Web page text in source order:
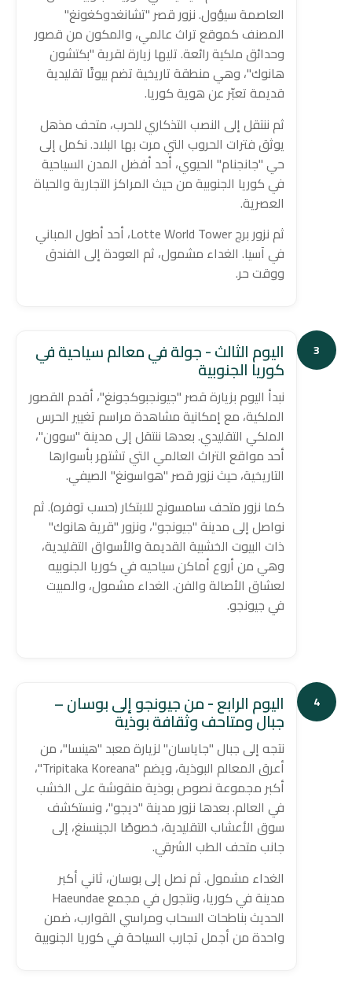
العاصمة سيؤول. نزور قصر "تشانغدوكغونغ"
المصنف كموقع تراث عالمي، والمكون من قصور
وحدائق ملكية رائعة. تليها زيارة لقرية "بكتشون
هانوك"، وهي منطقة تاريخية تضم بيوتًا تقليدية
قديمة تعبّر عن هوية كوريا.
ثم ننتقل إلى النصب التذكاري للحرب، متحف مذهل
يوثق فترات الحروب التي مرت بها البلاد. نكمل إلى
حي "جانجنام" الحيوي، أحد أفضل المدن السياحية
في كوريا الجنوبية من حيث المراكز التجارية والحياة
العصرية.
ثم نزور برج Lotte World Tower، أحد أطول المباني
في آسيا. الغداء مشمول، ثم العودة إلى الفندق
ووقت حر.
3 اليوم الثالث - جولة في معالم سياحية في
كوريا الجنوبية
نبدأ اليوم بزيارة قصر "جيونجبوكجونغ"، أقدم القصور
الملكية، مع إمكانية مشاهدة مراسم تغيير الحرس
الملكي التقليدي. بعدها ننتقل إلى مدينة "سوون"،
أحد مواقع التراث العالمي التي تشتهر بأسوارها
التاريخية، حيث نزور قصر "هواسونغ" الصيفي.
كما نزور متحف سامسونج للابتكار (حسب توفره). ثم
نواصل إلى مدينة "جيونجو"، ونزور "قرية هانوك"
ذات البيوت الخشبية القديمة والأسواق التقليدية،
وهي من أروع أماكن سياحيه في كوريا الجنوبيه
لعشاق الأصالة والفن. الغداء مشمول، والمبيت
في جيونجو.
4 اليوم الرابع - من جيونجو إلى بوسان –
جبال ومتاحف وثقافة بوذية
نتجه إلى جبال "جاياسان" لزيارة معبد "هينسا"، من
أعرق المعالم البوذية، ويضم "Tripitaka Koreana"،
أكبر مجموعة نصوص بوذية منقوشة على الخشب
في العالم. بعدها نزور مدينة "ديجو"، ونستكشف
سوق الأعشاب التقليدية، خصوصًا الجينسنغ، إلى
جانب متحف الطب الشرقي.
الغداء مشمول. ثم نصل إلى بوسان، ثاني أكبر
مدينة في كوريا، ونتجول في مجمع Haeundae
الحديث بناطحات السحاب ومراسي القوارب، ضمن
واحدة من أجمل تجارب السياحة في كوريا الجنوبية